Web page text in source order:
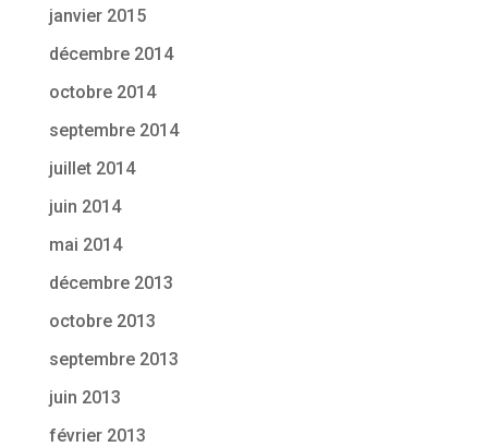
janvier 2015
décembre 2014
octobre 2014
septembre 2014
juillet 2014
juin 2014
mai 2014
décembre 2013
octobre 2013
septembre 2013
juin 2013
février 2013